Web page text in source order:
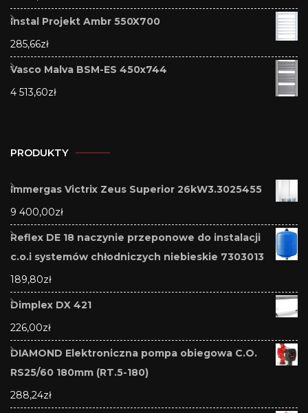
Instal Projekt Ambr 550X700
285,66zł
Vasco Malva BSM-ES 450x744
4 513,60zł
PRODUKTY
Immergas Victrix Zeus Superior 26kW3.3025455
9 400,00zł
Reflex DE 18 naczynie przeponowe do instalacji
c.o.i systemów chłodniczych niebieskie 7303013
189,80zł
Dimplex DX 421
226,00zł
DIAMOND Elektroniczna pompa obiegowa C.O.
RS25/60 180mm (RT.5-180)
288,24zł